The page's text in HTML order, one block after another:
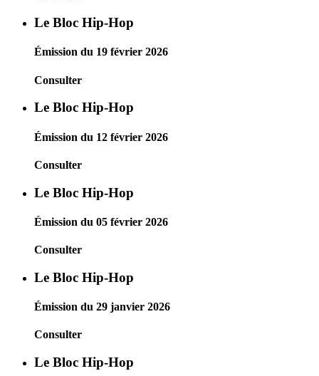
Le Bloc Hip-Hop
Émission du 19 février 2026
Consulter
Le Bloc Hip-Hop
Émission du 12 février 2026
Consulter
Le Bloc Hip-Hop
Émission du 05 février 2026
Consulter
Le Bloc Hip-Hop
Émission du 29 janvier 2026
Consulter
Le Bloc Hip-Hop